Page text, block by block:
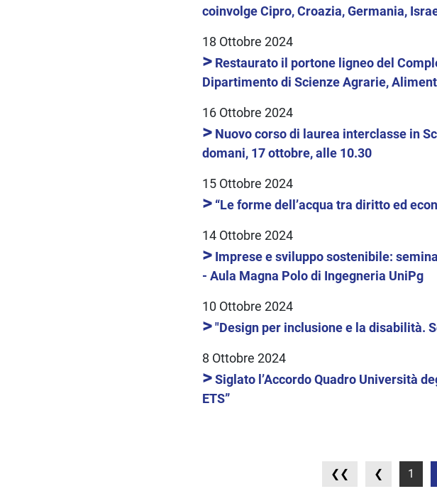
coinvolge Cipro, Croazia, Germania,
18 Ottobre 2024
> Restaurato il portone ligneo del
Dipartimento di Scienze Agrarie,
16 Ottobre 2024
> Nuovo corso di laurea interclasse in
domani, 17 ottobre, alle 10.30
15 Ottobre 2024
> “Le forme dell’acqua tra diritto ed
14 Ottobre 2024
> Imprese e sviluppo sostenibile:
- Aula Magna Polo di Ingegneria UniPg
10 Ottobre 2024
> "Design per inclusione e la disabilità.
8 Ottobre 2024
> Siglato l’Accordo Quadro Università
ETS”
1